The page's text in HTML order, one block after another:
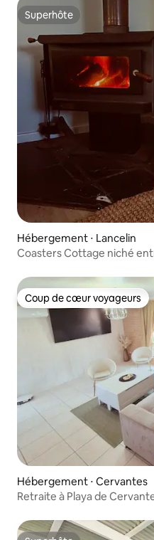
Superhôte
Superhôte
Hébergement ⋅ Lancelin
Coasters Cottage niché
Coup de cœur voyageurs
Coup de cœur voyageurs
Hébergement ⋅ Cervantes
Retraite à Playa de